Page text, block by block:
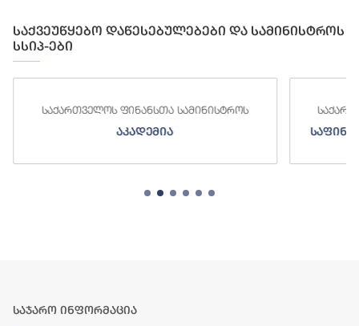
საქვეუწყებო დაწესებულებები და სამინისტროს
სსიპ-ები
ფინანსთა სამინისტროს
საქართველოს
საფინანსო-
საჯარო ინფორმაცია